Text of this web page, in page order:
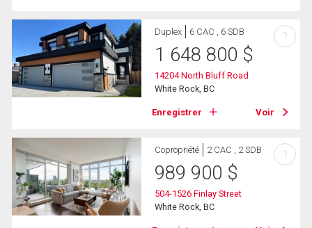
Duplex 6 CAC , 6 SDB
1 648 800 $
14204 North Bluff Road
White Rock, BC
Enregistrer Voir
?
Copropriété 2 CAC , 2 SDB
989 900 $
504-1526 Finlay Street
White Rock, BC
?